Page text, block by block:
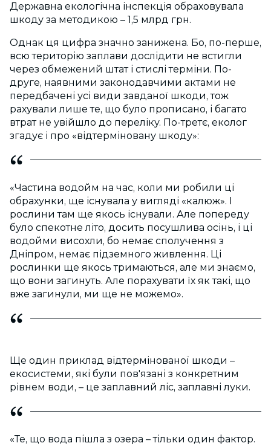
Державна екологічна інспекція обраховувала
шкоду за методикою – 1,5 млрд грн.
Однак ця цифра значно занижена. Бо, по-перше,
всю територію заплави дослідити не встигли
через обмежений штат і стислі терміни. По-
друге, наявними законодавчими актами не
передбачені усі види завданої шкоди, тож
рахували лише те, що було прописано, і багато
втрат не увійшло до переліку. По-третє, еколог
згадує і про «відтерміновану шкоду»:
«Частина водойм на час, коли ми робили ці
обрахунки, ще існувала у вигляді «калюж». І
рослини там ще якось існували. Але попереду
було спекотне літо, досить посушлива осінь, і ці
водойми висохли, бо немає сполучення з
Дніпром, немає підземного живлення. Ці
рослинки ще якось тримаються, але ми знаємо,
що вони загинуть. Але порахувати їх як такі, що
вже загинули, ми ще не можемо».
Ще один приклад відтермінованої шкоди –
екосистеми, які були пов'язані з конкретним
рівнем води, – це заплавний ліс, заплавні луки.
«Те, що вода пішла з озера – тільки один фактор.